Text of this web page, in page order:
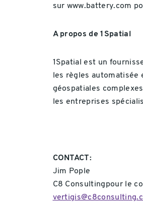
sur www.battery.com
A propos de 1Spatial
1Spatial est un
les règles
géospatiales
les entreprises
CONTACT:
Jim Pople
C8 Consultingpour le